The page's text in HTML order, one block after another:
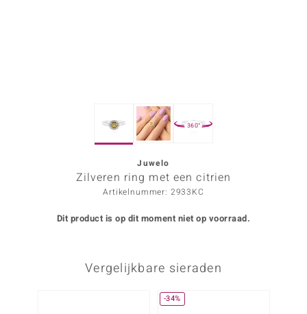
360°
Juwelo
Zilveren ring met een citrien
Artikelnummer: 2933KC
Dit product is op dit moment niet op voorraad.
Vergelijkbare sieraden
-34%